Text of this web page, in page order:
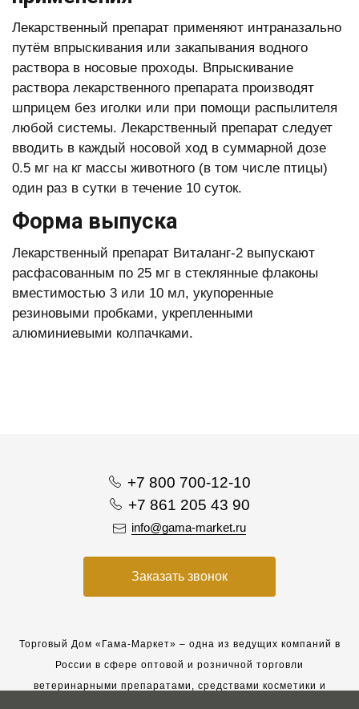
Лекарственный препарат применяют интраназально
путём впрыскивания или закапывания водного
раствора в носовые проходы. Впрыскивание
раствора лекарственного препарата производят
шприцем без иголки или при помощи распылителя
любой системы. Лекарственный препарат следует
вводить в каждый носовой ход в суммарной дозе
0.5 мг на кг массы животного (в том числе птицы)
один раз в сутки в течение 10 суток.
Форма выпуска
Лекарственный препарат Виталанг-2 выпускают
расфасованным по 25 мг в стеклянные флаконы
вместимостью 3 или 10 мл, укупоренные
резиновыми пробками, укрепленными
алюминиевыми колпачками.
+7 800 700-12-10
+7 861 205 43 90
info@gama-market.ru
Заказать звонок
Торговый Дом «Гама-Маркет» – одна из ведущих компаний в
России в сфере оптовой и розничной торговли
ветеринарными препаратами, средствами косметики и